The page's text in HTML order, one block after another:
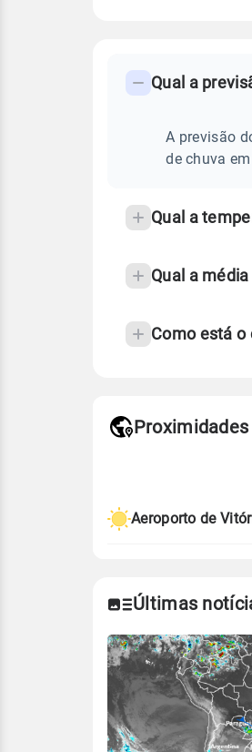
PREVISÃO
frequentes
temperatura
Qual a
A previsão
de chuva
Qual a
Qual a
Como está o
de Tempo
Proximidades
Aeroporto de
Últimas